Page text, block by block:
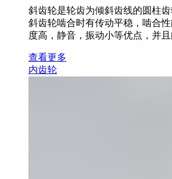
斜齿轮是轮齿为倾斜齿线的圆柱齿
斜齿轮啮合时有传动平稳，啮合
度高，静音，振动小等优点，并且
查看更多
内齿轮